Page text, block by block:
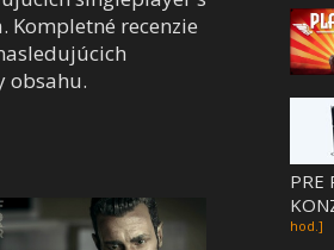
Kompletné recenzie
obsahu.
PRE
hod.]